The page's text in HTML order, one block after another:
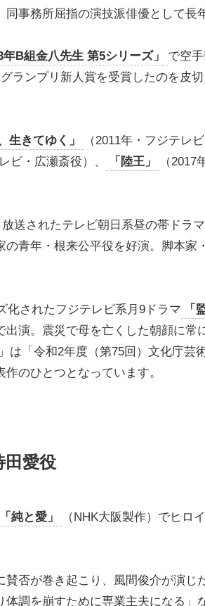
事務所屈指の演技派俳優として長
3年B組金八先生 第5シリーズ」
で空
ランプリ新人賞を受賞したのを皮
生きてゆく」 （2011年・フジテレ
ビ・広瀬斎役）、 「陸王」
（
送されたテレビ朝日系昼の帯ドラマ
の青年・根来公平役を好演。脚本
化されたフジテレビ系月9ドラマ 「
出演。震災で母を亡くした朝顔に常
は「令和2年度（第75回）文化庁芸
のひとつとなっています。
田愛役
「純と愛」
（NHK大阪製作）でヒロ
賛否が巻き起こり、風間俊介が演
調を崩すために専業主夫になる」